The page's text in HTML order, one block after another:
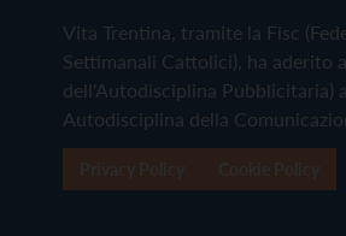
Vita Trentina, tramite la Fisc
Settimanali Cattolici), ha aderito
dell'Autodisciplina Pubblicitaria)
Autodisciplina della